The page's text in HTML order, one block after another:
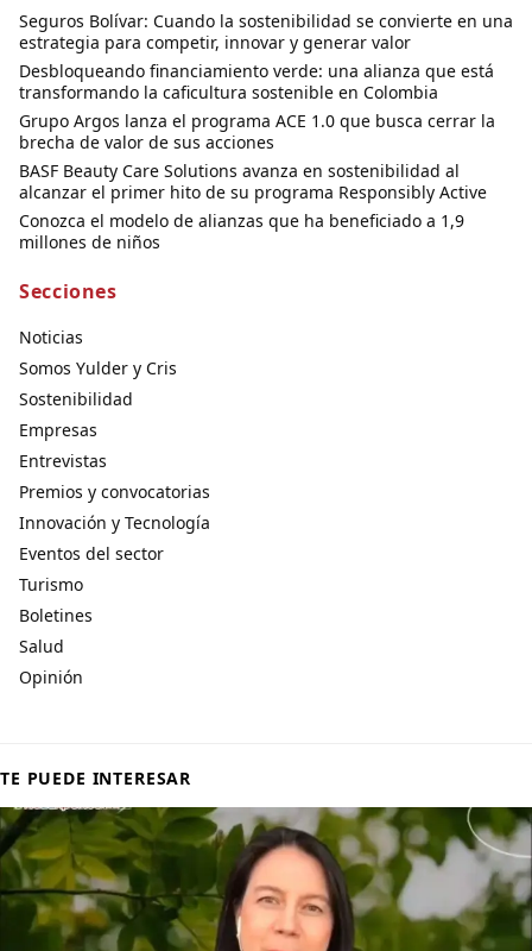
Seguros Bolívar: Cuando la sostenibilidad se convierte en una
estrategia para competir, innovar y generar valor
Desbloqueando financiamiento verde: una alianza que está
transformando la caficultura sostenible en Colombia
Grupo Argos lanza el programa ACE 1.0 que busca cerrar la
brecha de valor de sus acciones
BASF Beauty Care Solutions avanza en sostenibilidad al
alcanzar el primer hito de su programa Responsibly Active
Conozca el modelo de alianzas que ha beneficiado a 1,9
millones de niños
Secciones
Noticias
Somos Yulder y Cris
Sostenibilidad
Empresas
Entrevistas
Premios y convocatorias
Innovación y Tecnología
Eventos del sector
Turismo
Boletines
Salud
Opinión
TE PUEDE INTERESAR